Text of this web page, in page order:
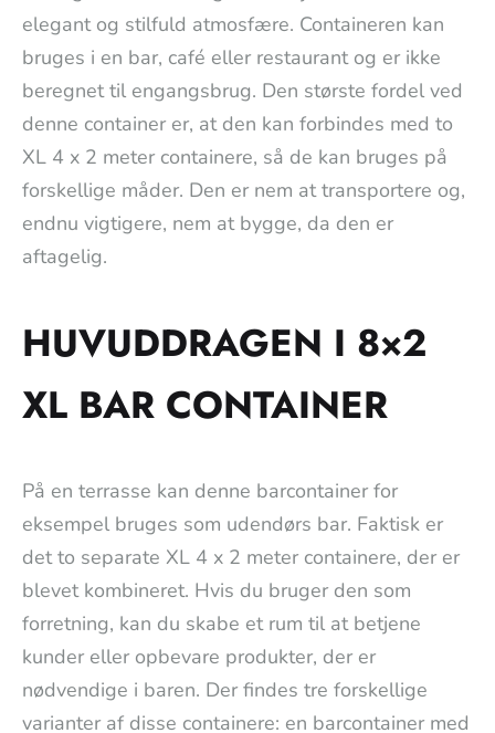
elegant og stilfuld atmosfære. Containeren kan
bruges i en bar, café eller restaurant og er ikke
beregnet til engangsbrug. Den største fordel ved
denne container er, at den kan forbindes med to
XL 4 x 2 meter containere, så de kan bruges på
forskellige måder. Den er nem at transportere og,
endnu vigtigere, nem at bygge, da den er
aftagelig.
HUVUDDRAGEN I 8×2
XL BAR CONTAINER
På en terrasse kan denne barcontainer for
eksempel bruges som udendørs bar. Faktisk er
det to separate XL 4 x 2 meter containere, der er
blevet kombineret. Hvis du bruger den som
forretning, kan du skabe et rum til at betjene
kunder eller opbevare produkter, der er
nødvendige i baren. Der findes tre forskellige
varianter af disse containere: en barcontainer med